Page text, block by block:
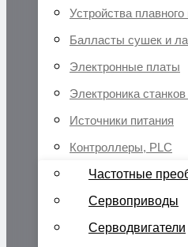
Устройства плавного
Балласты сушек и
Электронные платы
Электроника
Источники питания
Контроллеры, PLC
Частотные
Сервоприводы
Серводвигатели